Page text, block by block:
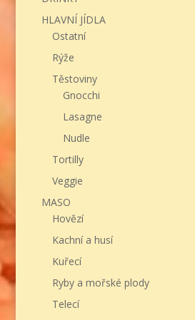
HLAVNÍ JÍDLA
Ostatní
Rýže
Těstoviny
Gnocchi
Lasagne
Nudle
Tortilly
Veggie
MASO
Hovězí
Kachní a husí
Kuřecí
Ryby a mořské plody
Telecí